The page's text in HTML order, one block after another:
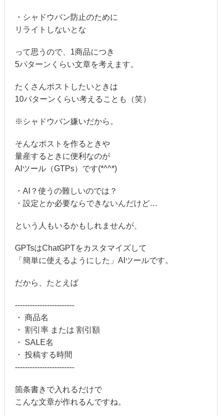
・シャドウバン防止のために
リライトしないとな
って思うので、1商品につき
5パターンくらい文章を考えます。
たくさんポストしたいときは
10パターンくらい考えることも（笑）
※シャドウバン嫌いだから。
そんなポストを作るときや
量産するときに便利なのが
AIツール（GTPs）です(*^^*)
・AI？使うの難しいのでは？
・設定とか必要ならできないんだけど…
という人もいるかもしれませんが、
GPTsはChatGPTをカスタマイズして
「簡単に使えるようにした」AIツールです。
だから、たとえば
------------------------
・ 商品名
・ 割引率 または 割引額
・ SALE名
・ 投稿する時間
------------------------
箇条書きで入れるだけで
こんな文章が作れるんですね。